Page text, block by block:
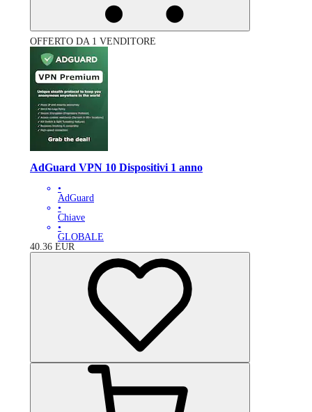
OFFERTO DA 1 VENDITORE
AdGuard VPN 10 Dispositivi 1 anno
•
AdGuard
•
Chiave
•
GLOBALE
40.36 EUR